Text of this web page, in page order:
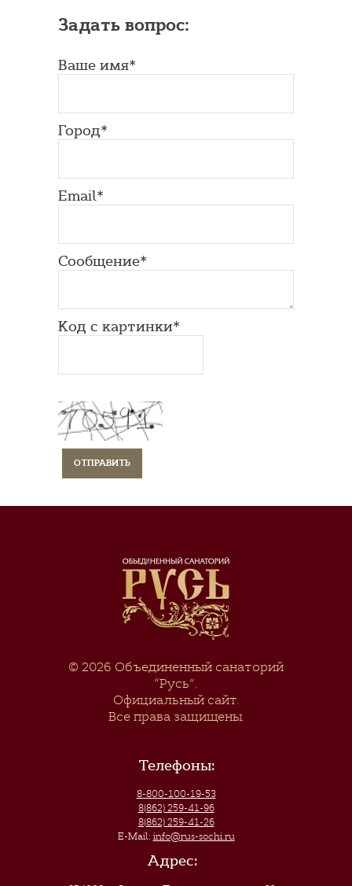
Задать вопрос:
Ваше имя*
Город*
Email*
Сообщение*
Код с картинки*
© 2026 Объединенный санаторий
“Русь”.
Официальный сайт.
Все права защищены.
Телефоны:
8-800-100-19-53
8(862) 259-41-96
8(862) 259-41-26
E-Mail: info@rus-sochi.ru
Адрес: